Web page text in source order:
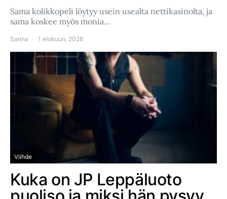
Sama kolikkopeli löytyy usein usealta nettikasinolta, ja
sama koskee myös monia…
Sanna 1 elokuun, 2026
Viihde
Kuka on JP Leppäluoto